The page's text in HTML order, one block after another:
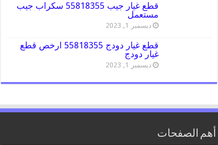
قطع غيار جيب 55818355 سكراب جيب
مستعمل
ديسمبر 1, 2023
قطع غيار دودج 55818355 ارخص قطع
غيار دودج
ديسمبر 1, 2023
أهم الصفحات